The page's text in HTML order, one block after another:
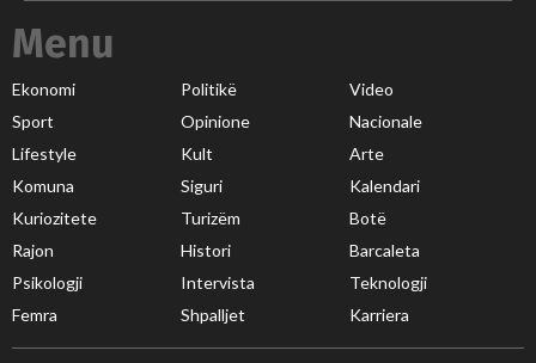
Menu
Ekonomi Politikë
Video
Sport
Opinione
Nacionale
Lifestyle
Kult
Arte
Komuna
Siguri
Kalendari
Kuriozitete
Turizëm
Botë
Rajon
Histori
Barcaleta
Psikologji
Intervista
Teknologji
Femra
Shpalljet Karriera